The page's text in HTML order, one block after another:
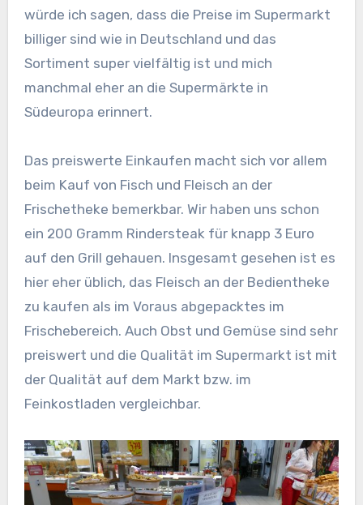
würde ich sagen, dass die Preise im Supermarkt
billiger sind wie in Deutschland und das
Sortiment super vielfältig ist und mich
manchmal eher an die Supermärkte in
Südeuropa erinnert.
Das preiswerte Einkaufen macht sich vor allem
beim Kauf von Fisch und Fleisch an der
Frischetheke bemerkbar. Wir haben uns schon
ein 200 Gramm Rindersteak für knapp 3 Euro
auf den Grill gehauen. Insgesamt gesehen ist es
hier eher üblich, das Fleisch an der Bedientheke
zu kaufen als im Voraus abgepacktes im
Frischebereich. Auch Obst und Gemüse sind sehr
preiswert und die Qualität im Supermarkt ist mit
der Qualität auf dem Markt bzw. im
Feinkostladen vergleichbar.